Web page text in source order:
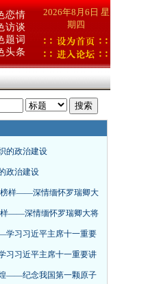
恋情
访谈
题词
头条
2026年8月6日 星
期四
的政治建设
政治建设
榜样——深情缅怀罗瑞卿大
样——深情缅怀罗瑞卿大将
习习近平主席十一重要
习近平主席十一重要讲
——纪念我国第一颗原子